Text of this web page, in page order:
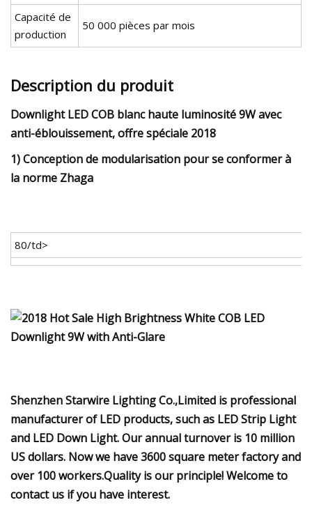
Capacité de
production
50 000 pièces par mois
Description du produit
Downlight LED COB blanc haute luminosité 9W avec
anti-éblouissement, offre spéciale 2018
1) Conception de modularisation pour se conformer à
la norme Zhaga
80/td>
Shenzhen Starwire Lighting Co.,Limited is professional
manufacturer of LED products, such as LED Strip Light
and LED Down Light. Our annual turnover is 10 million
US dollars. Now we have 3600 square meter factory and
over 100 workers.Quality is our principle! Welcome to
contact us if you have interest.